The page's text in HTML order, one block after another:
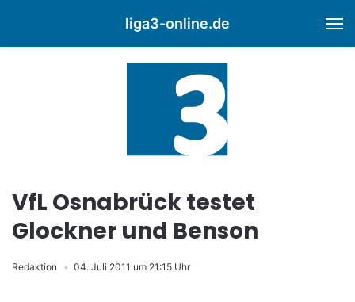
liga3-online.de
VfL Osnabrück testet
Glockner und Benson
Redaktion 04. Juli 2011 um 21:15 Uhr